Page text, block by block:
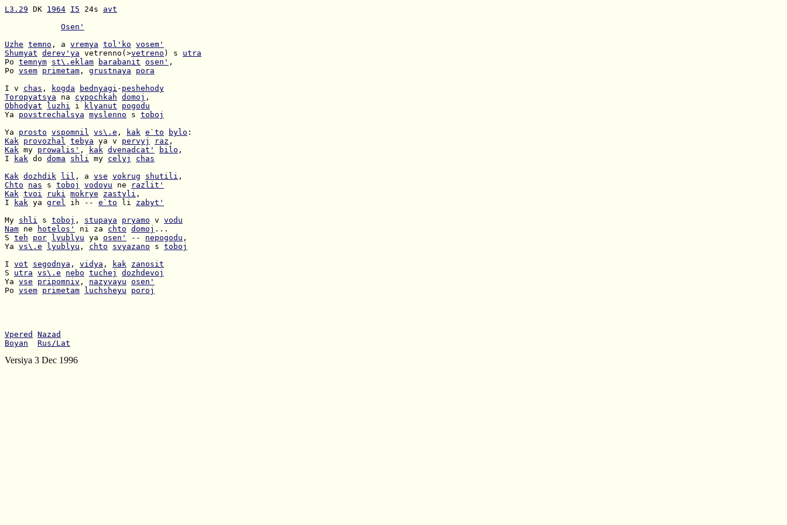
L3.29 DK 1964 I5 24s avt
Osen'
Uzhe temno , a vremya tol'ko vosem'
Shumyat derev'ya vetrenno(>vetreno ) s utra
Po temnym st\.eklam barabanit osen'
Po vsem primetam , grustnaya
pora
I v chas , kogda bednyagi - peshehody
Toropyatsya na cypochkah domoj
Obhodyat
luzhi i klyanut
pogodu
Ya povstrechalsya myslenno s toboj
Ya prosto vspomnil vs\.e , kak e`to bylo
Kak provozhal tebya ya v pervyj raz
Kak my prowalis' , kak dvenadcat' bilo
I
kak do doma shli my celyj
chas
Kak dozhdik lil , a vse vokrug shutili
Chto
nas s toboj vodoyu ne
razlit'
Kak tvoi ruki mokrye zastyli
I
kak ya grel ih -- e`to li zabyt'
My shli s toboj , stupaya pryamo v vodu
Nam ne hotelos' ni za chto domoj
S teh por lyublyu ya osen' -- nepogodu
Ya vs\.e lyublyu , chto svyazano s toboj
I vot segodnya , vidya , kak zanosit
S utra vs\.e nebo tuchej
dozhdevoj
Ya vse pripomniv , nazyvayu osen'
Po vsem primetam luchsheyu poroj
Vpered
Nazad
Boyan
Rus/Lat
Versiya 3 Dec 1996